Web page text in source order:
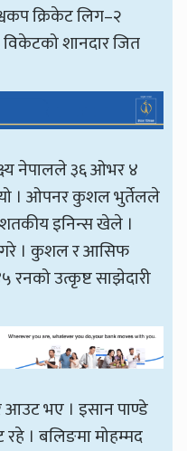
क्रिकेट लिग–२
शानदार जित
नेपालले ३६ ओभर ४
। ओपनर कुशल भुर्तेलले
इनिन्स खेले ।
गरे । कुशल र आसिफ
उत्कृष्ट साझेदारी
भए । इसान पाण्डे
। बलिङमा मोहम्मद